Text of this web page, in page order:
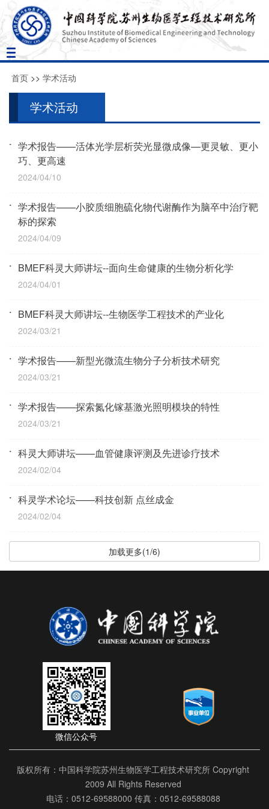
Toggle
navigation
首页 >> 学术活动
学术活动
学术报告——活体光学层析荧光显微成像—更灵敏、更小
巧、更高速
2024/04/10
学术报告——小胶质细胞硫化物代谢酶作为脑卒中治疗靶
标的探索
2024/04/09
BMEF科灵大师讲坛--面向生命健康的生物分析化学
2024/04/01
BMEF科灵大师讲坛--生物医学工程技术的产业化
2024/03/21
学术报告——新型光微流生物分子分析技术研究
2024/03/21
学术报告——探索氮化镓基激光照明模块的特性
2024/03/21
科灵大师讲坛——血管健康评测及先进诊疗技术
2024/02/04
科灵学术论坛——科技创新 点丝成金
2024/02/04
加载更多(1/6)
微信公众号
版权所有：中国科学院苏州生物医学工程技术研究所 Copyright
2009 All Rights Reserved
电话：0512-69588000 传真：0512-69588088